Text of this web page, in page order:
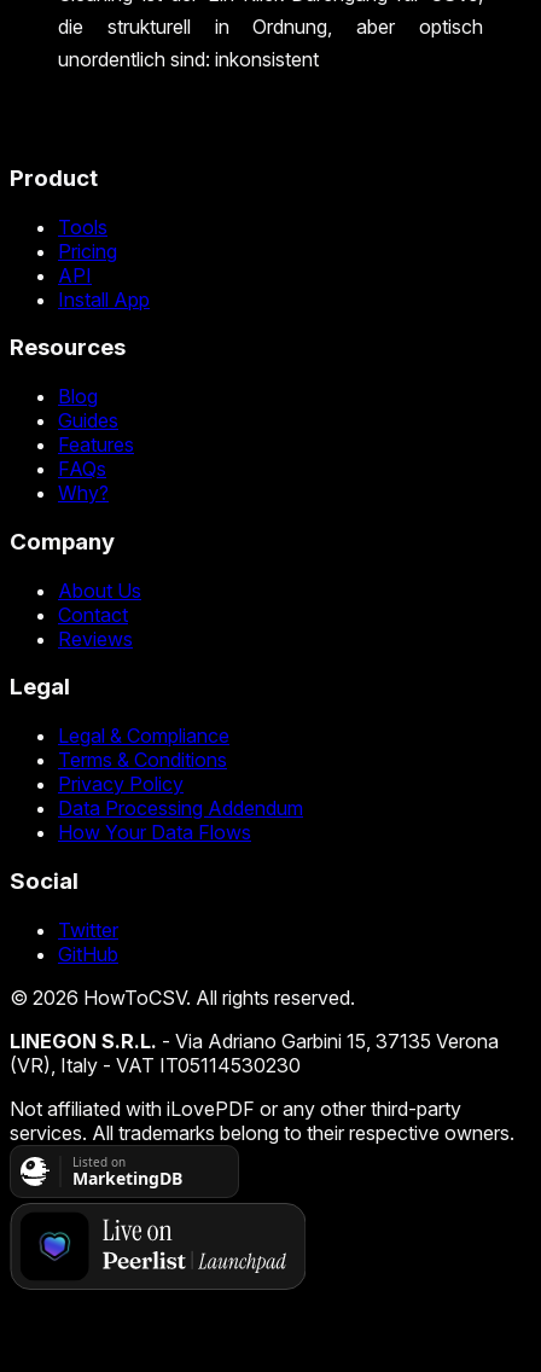
die strukturell in Ordnung, aber optisch
unordentlich sind: inkonsistent
Product
Tools
Pricing
API
Install App
Resources
Blog
Guides
Features
FAQs
Why?
Company
About Us
Contact
Reviews
Legal
Legal & Compliance
Terms & Conditions
Privacy Policy
Data Processing Addendum
How Your Data Flows
Social
Twitter
GitHub
© 2026 HowToCSV. All rights reserved.
LINEGON S.R.L. - Via Adriano Garbini 15, 37135 Verona
(VR), Italy - VAT IT05114530230
Not affiliated with iLovePDF or any other third-party
services. All trademarks belong to their respective owners.